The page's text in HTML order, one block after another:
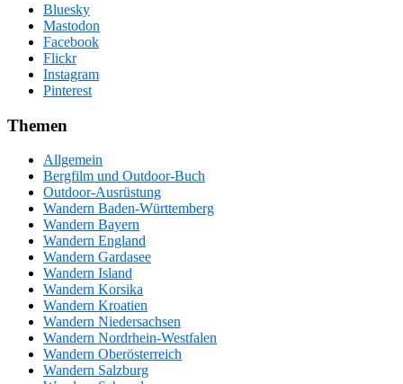
Bluesky
Mastodon
Facebook
Flickr
Instagram
Pinterest
Themen
Allgemein
Bergfilm und Outdoor-Buch
Outdoor-Ausrüstung
Wandern Baden-Württemberg
Wandern Bayern
Wandern England
Wandern Gardasee
Wandern Island
Wandern Korsika
Wandern Kroatien
Wandern Niedersachsen
Wandern Nordrhein-Westfalen
Wandern Oberösterreich
Wandern Salzburg